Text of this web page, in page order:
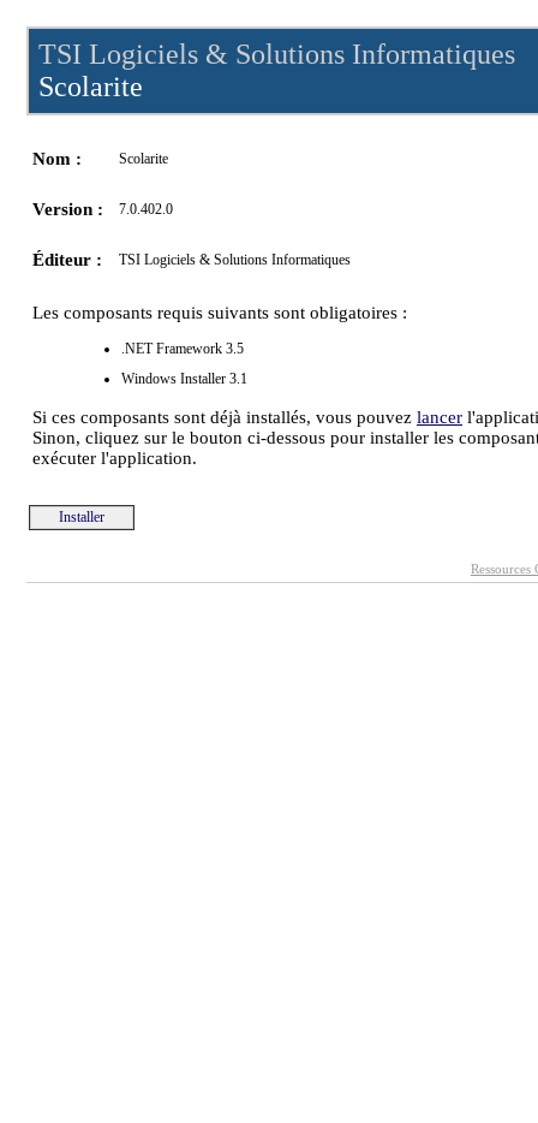
TSI Logiciels & Solutions Informatiques
Scolarite
Nom : Scolarite
Version : 7.0.402.0
Éditeur : TSI Logiciels & Solutions Informatiques
Les composants requis suivants sont obligatoires :
.NET Framework 3.5
Windows Installer 3.1
Si ces composants sont déjà installés, vous pouvez lancer
Sinon, cliquez sur le bouton ci-dessous pour installer les
exécuter l'application.
Installer